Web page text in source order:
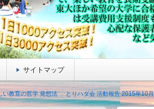
サイトマップ
い教育の哲学 発想法 とりハダ会 活動報告 2015年10